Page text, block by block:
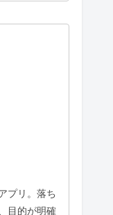
プリ。落ち
目的が明確